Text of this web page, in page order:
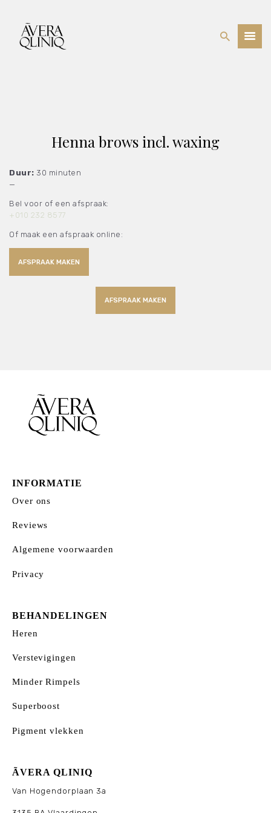
OVER ONS
Henna brows incl. waxing
Duur: 30 minuten
—
Bel voor of een afspraak:
+010 232 8577
Of maak een afspraak online:
AFSPRAAK MAKEN
AFSPRAAK MAKEN
INFORMATIE
Over ons
Reviews
Algemene voorwaarden
Privacy
BEHANDELINGEN
Heren
Verstevigingen
Minder Rimpels
Superboost
Pigment vlekken
ÃVERA QLINIQ
Van Hogendorplaan 3a